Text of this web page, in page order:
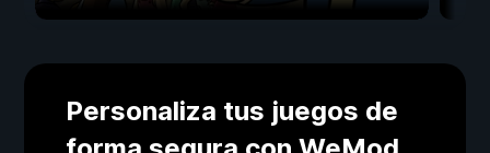
Personaliza tus juegos de